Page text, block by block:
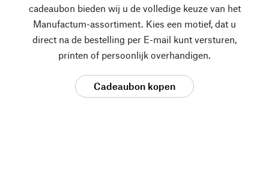
cadeaubon bieden wij u de volledige keuze van het
Manufactum-assortiment. Kies een motief, dat u
direct na de bestelling per E-mail kunt versturen,
printen of persoonlijk overhandigen.
Cadeaubon kopen